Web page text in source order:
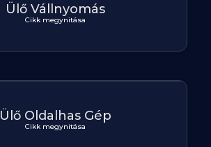
Ülő Vállnyomás
Cikk megynitása
Ülő Oldalhas Gép
Cikk megynitása